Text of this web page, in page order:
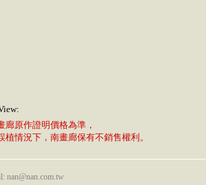
廊原作證明價格為準，
植情況下，南畫廊保有不銷售權利。
nan@nan.com.tw